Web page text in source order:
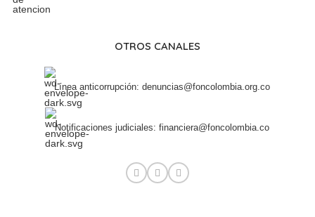
OTROS CANALES
Línea anticorrupción: denuncias@foncolombia.org.co
Notificaciones judiciales: financiera@foncolombia.co